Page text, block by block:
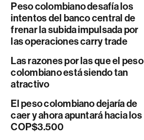
Peso colombiano desafía los
intentos del banco central de
frenar la subida impulsada por
las operaciones carry trade
Las razones por las que el peso
colombiano está siendo tan
atractivo
El peso colombiano dejaría de
caer y ahora apuntará hacia los
COP$3.500